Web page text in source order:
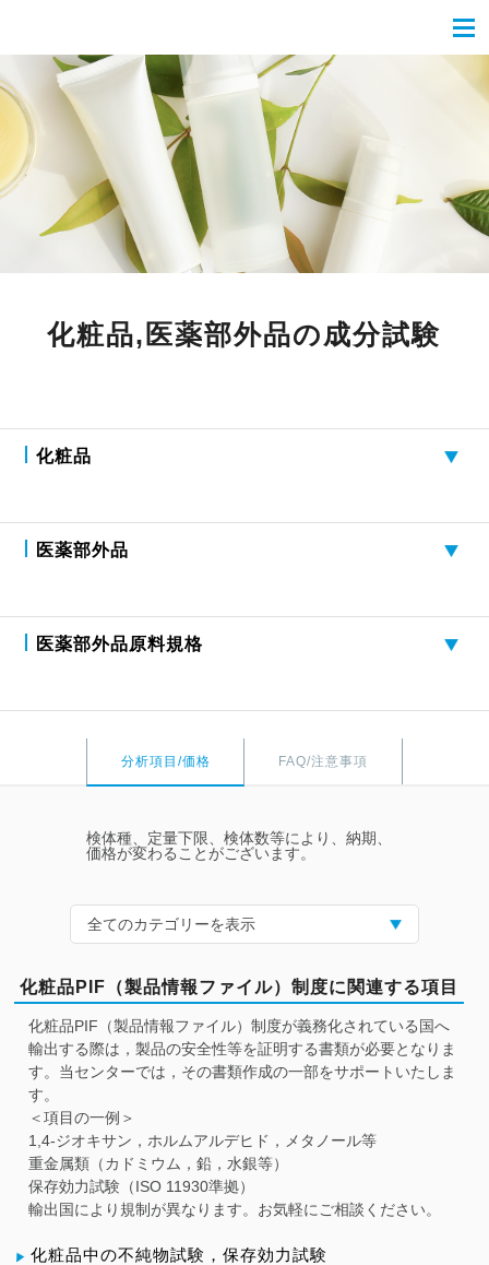
化粧品,医薬部外品の成分試験
化粧品
医薬部外品
医薬部外品原料規格
分析項目/価格 FAQ/注意事項
検体種、定量下限、検体数等により、納期、
価格が変わることがございます。
全てのカテゴリーを表示
化粧品PIF（製品情報ファイル）制度に関連する項目
化粧品PIF（製品情報ファイル）制度が義務化されている国へ
輸出する際は，製品の安全性等を証明する書類が必要となりま
す。当センターでは，その書類作成の一部をサポートいたしま
す。
＜項目の一例＞
1,4-ジオキサン，ホルムアルデヒド，メタノール等
重金属類（カドミウム，鉛，水銀等）
保存効力試験（ISO 11930準拠）
輸出国により規制が異なります。お気軽にご相談ください。
化粧品中の不純物試験，保存効力試験